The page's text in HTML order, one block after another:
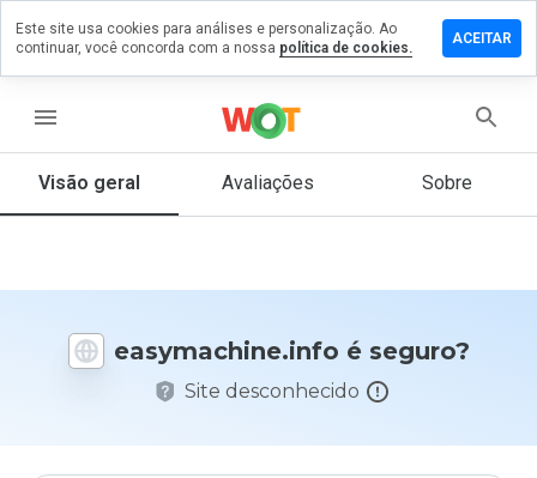
menu
Visão geral Avaliações Sobre
easymachine.info é seguro?
Site desconhecido
um
em
De 1
nota
Este site usa cookies para análises e personalização. Ao
continuar, você concorda com a nossa política de cookies.
ACEITAR